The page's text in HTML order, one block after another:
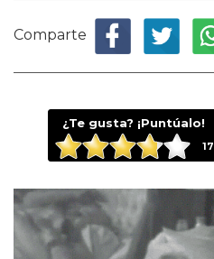
Comparte
¿Te gusta? ¡Puntúalo!
17